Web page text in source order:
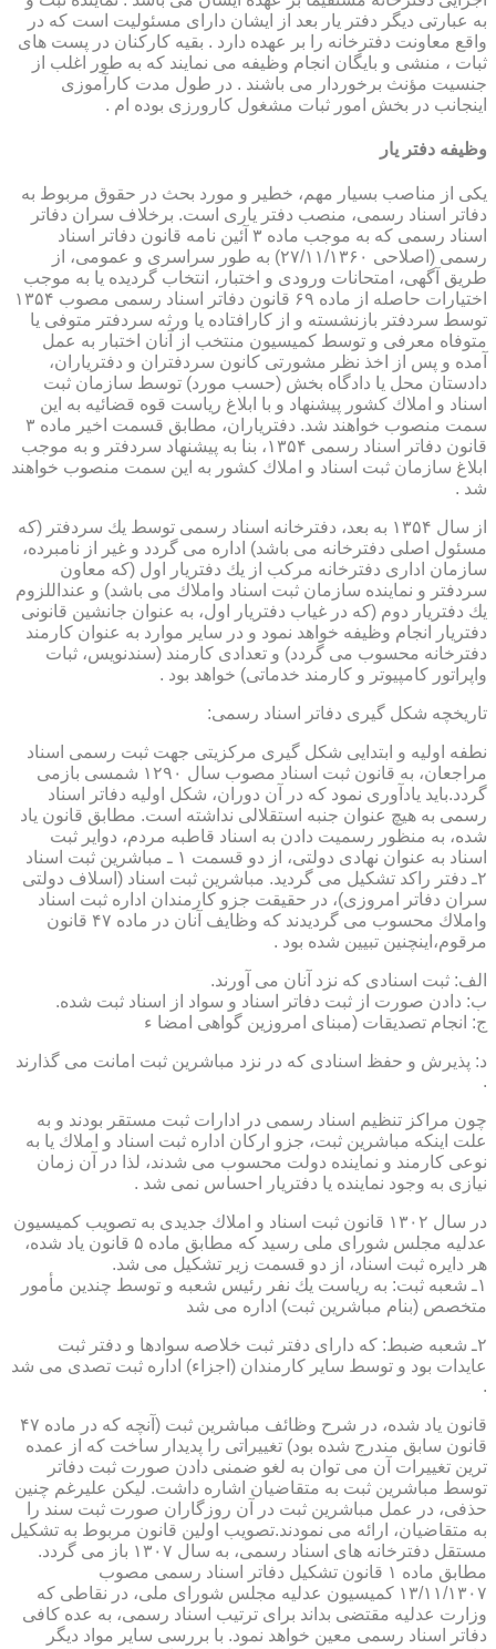
به عبارتی دیگر دفتر یار بعد از ایشان دارای مسئولیت است که در
واقع معاونت دفترخانه را بر عهده دارد . بقیه کارکنان در پست های
ثبات ، منشی و بایگان انجام وظیفه می نمایند که به طور اغلب از
جنسیت مؤنث برخوردار می باشند . در طول مدت کارآموزی
اینجانب در بخش امور ثبات مشغول کارورزی بوده ام .
وظیفه دفتر یار
یكی از مناصب بسیار مهم، خطیر و مورد بحث در حقوق مربوط به
دفاتر اسناد رسمی، منصب دفتر یاری است. برخلاف سران دفاتر
اسناد رسمی كه به موجب ماده ۳ آئین نامه قانون دفاتر اسناد
رسمی (اصلاحی ۲۷/۱۱/۱۳۶۰) به طور سراسری و عمومی، از
طریق آگهی، امتحانات ورودی و اختبار، انتخاب گردیده یا به موجب
اختیارات حاصله از ماده ۶۹ قانون دفاتر اسناد رسمی مصوب ۱۳۵۴
توسط سردفتر بازنشسته و از كارافتاده یا ورثه سردفتر متوفی یا
متوفاه معرفی و توسط كمیسیون منتخب از آنان اختبار به عمل
آمده و پس از اخذ نظر مشورتی كانون سردفتران و دفتریاران،
دادستان محل یا دادگاه بخش (حسب مورد) توسط سازمان ثبت
اسناد و املاك كشور پیشنهاد و با ابلاغ ریاست قوه قضائیه به این
سمت منصوب خواهند شد. دفتریاران، مطابق قسمت اخیر ماده ۳
قانون دفاتر اسناد رسمی ۱۳۵۴، بنا به پیشنهاد سردفتر و به موجب
ابلاغ سازمان ثبت اسناد و املاك كشور به این سمت منصوب خواهند
شد .
از سال ۱۳۵۴ به بعد، دفترخانه اسناد رسمی توسط یك سردفتر (كه
مسئول اصلی دفترخانه می باشد) اداره می گردد و غیر از نامبرده،
سازمان اداری دفترخانه مركب از یك دفتریار اول (كه معاون
سردفتر و نماینده سازمان ثبت اسناد واملاك می باشد) و عنداللزوم
یك دفتریار دوم (كه در غیاب دفتریار اول، به عنوان جانشین قانونی
دفتریار انجام وظیفه خواهد نمود و در سایر موارد به عنوان كارمند
دفترخانه محسوب می گردد) و تعدادی كارمند (سندنویس، ثبات
واپراتور كامپیوتر و كارمند خدماتی) خواهد بود .
تاریخچه شكل گیری دفاتر اسناد رسمی:
نطفه اولیه و ابتدایی شكل گیری مركزیتی جهت ثبت رسمی اسناد
مراجعان، به قانون ثبت اسناد مصوب سال ۱۲۹۰ شمسی بازمی
گردد.باید یادآوری نمود كه در آن دوران، شكل اولیه دفاتر اسناد
رسمی به هیچ عنوان جنبه استقلالی نداشته است. مطابق قانون یاد
شده، به منظور رسمیت دادن به اسناد قاطبه مردم، دوایر ثبت
اسناد به عنوان نهادی دولتی، از دو قسمت ۱ ـ مباشرین ثبت اسناد
۲ـ دفتر راكد تشكیل می گردید. مباشرین ثبت اسناد (اسلاف دولتی
سران دفاتر امروزی)، در حقیقت جزو كارمندان اداره ثبت اسناد
واملاك محسوب می گردیدند كه وظایف آنان در ماده ۴۷ قانون
مرقوم،اینچنین تبیین شده بود .
الف: ثبت اسنادی كه نزد آنان می آورند.
ب: دادن صورت از ثبت دفاتر اسناد و سواد از اسناد ثبت شده.
ج: انجام تصدیقات (مبنای امروزین گواهی امضا ء
د: پذیرش و حفظ اسنادی كه در نزد مباشرین ثبت امانت می گذارند
.
چون مراكز تنظیم اسناد رسمی در ادارات ثبت مستقر بودند و به
علت اینكه مباشرین ثبت، جزو اركان اداره ثبت اسناد و املاك یا به
نوعی كارمند و نماینده دولت محسوب می شدند، لذا در آن زمان
نیازی به وجود نماینده یا دفتریار احساس نمی شد .
در سال ۱۳۰۲ قانون ثبت اسناد و املاك جدیدی به تصویب كمیسیون
عدلیه مجلس شورای ملی رسید كه مطابق ماده ۵ قانون یاد شده،
هر دایره ثبت اسناد، از دو قسمت زیر تشكیل می شد.
۱ـ شعبه ثبت: به ریاست یك نفر رئیس شعبه و توسط چندین مأمور
متخصص (بنام مباشرین ثبت) اداره می شد
۲ـ شعبه ضبط: كه دارای دفتر ثبت خلاصه سوادها و دفتر ثبت
عایدات بود و توسط سایر كارمندان (اجزاء) اداره ثبت تصدی می شد
.
قانون یاد شده، در شرح وظائف مباشرین ثبت (آنچه كه در ماده ۴۷
قانون سابق مندرج شده بود) تغییراتی را پدیدار ساخت كه از عمده
ترین تغییرات آن می توان به لغو ضمنی دادن صورت ثبت دفاتر
توسط مباشرین ثبت به متقاضیان اشاره داشت. لیكن علیرغم چنین
حذفی، در عمل مباشرین ثبت در آن روزگاران صورت ثبت سند را
به متقاضیان، ارائه می نمودند.تصویب اولین قانون مربوط به تشكیل
مستقل دفترخانه های اسناد رسمی، به سال ۱۳۰۷ باز می گردد.
مطابق ماده ۱ قانون تشكیل دفاتر اسناد رسمی مصوب
۱۳/۱۱/۱۳۰۷ كمیسیون عدلیه مجلس شورای ملی، در نقاطی كه
وزارت عدلیه مقتضی بداند برای ترتیب اسناد رسمی، به عده كافی
دفاتر اسناد رسمی معین خواهد نمود. با بررسی سایر مواد دیگر